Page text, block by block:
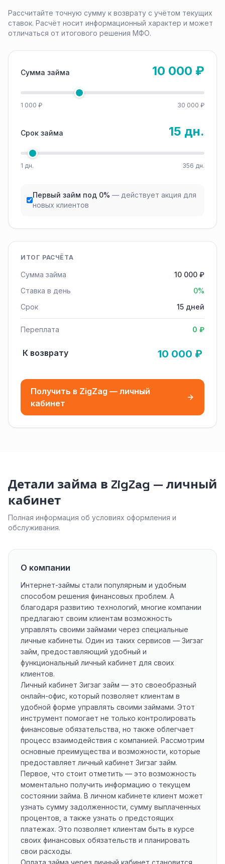
Рассчитайте точную сумму к возврату с учётом текущих
ставок. Расчёт носит информационный характер и может
отличаться от итогового решения МФО.
Сумма займа 10 000 ₽
1 000 ₽ 30 000 ₽
Срок займа 15 дн.
1 дн. 356 дн.
Первый займ под 0% — действует акция для
новых клиентов
ИТОГ РАСЧЁТА
Сумма займа
10 000 ₽
Ставка в день
0%
Срок
15 дней
Переплата 0 ₽
К возврату 10 000 ₽
Получить в ZigZag — личный
кабинет
Детали займа в ZigZag — личный
кабинет
Полная информация об условиях оформления и
обслуживания.
О компании
Интернет-займы стали популярным и удобным
способом решения финансовых проблем. А
благодаря развитию технологий, многие компании
предлагают своим клиентам возможность
управлять своими займами через специальные
личные кабинеты. Один из таких сервисов — Зигзаг
займ, предоставляющий удобный и
функциональный личный кабинет для своих
клиентов.
Личный кабинет Зигзаг займ — это своеобразный
онлайн-офис, который позволяет клиентам в
удобной форме управлять своими займами. Этот
инструмент помогает не только контролировать
финансовые обязательства, но также облегчает
процесс взаимодействия с компанией. Рассмотрим
основные преимущества и возможности, которые
предоставляет личный кабинет Зигзаг займ.
Первое, что стоит отметить — это возможность
моментально получить информацию о текущем
состоянии займа. В личном кабинете клиент может
узнать сумму задолженности, сумму выплаченных
процентов, а также узнать о предстоящих
платежах. Это позволяет клиентам быть в курсе
своих финансовых обязательств и планировать
свои расходы.
Оплата займа через личный кабинет становится